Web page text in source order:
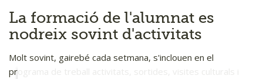
La formació de l'alumnat es
nodreix sovint d'activitats
Molt sovint, gairebé cada setmana, s'inclouen en el
programa de treball activitats, sortides, visites culturals i